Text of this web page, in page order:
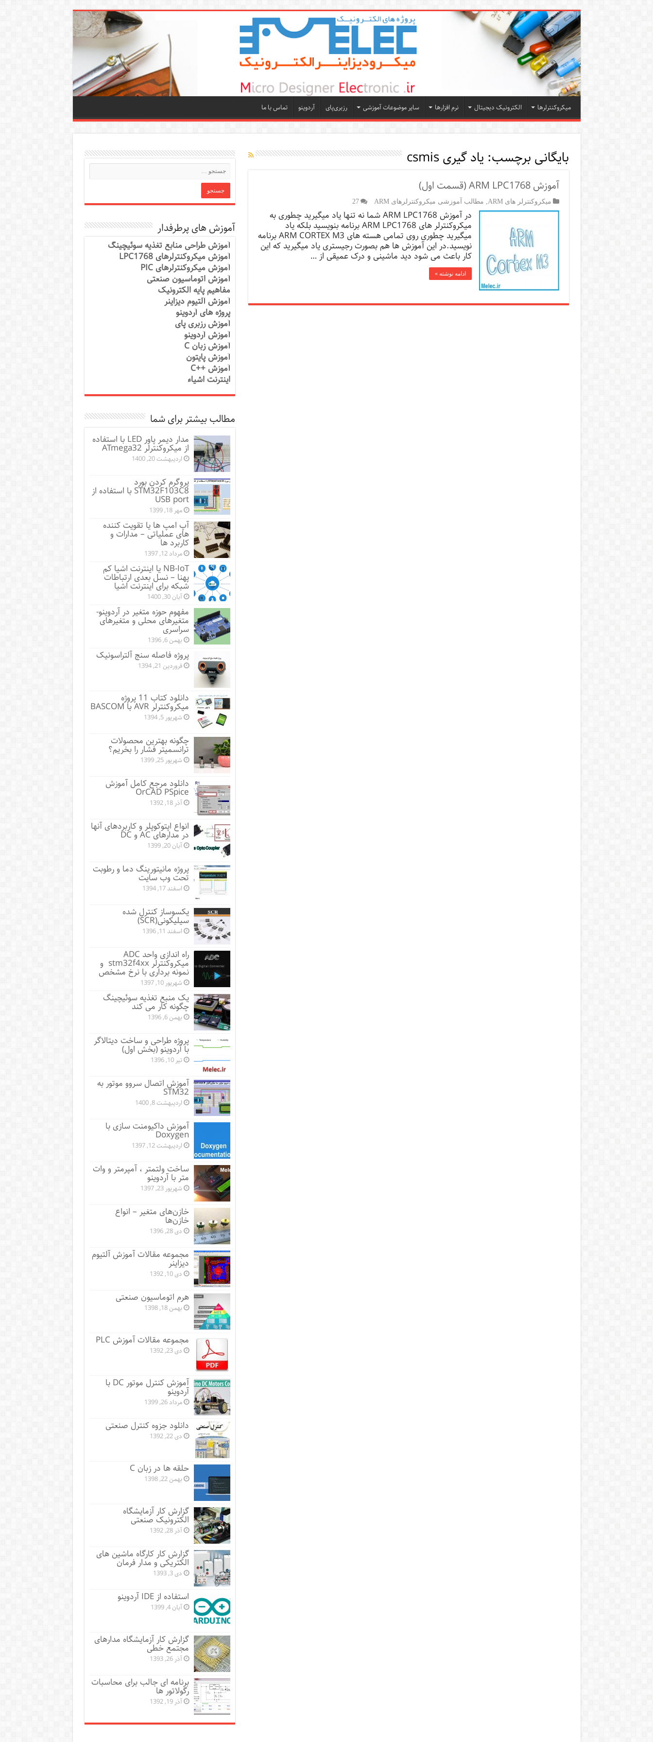
میکروکنترلرها الکترونیک دیجیتال نرم افزارها سایر موضوعات آموزشی رزبری‌پای آردوینو تماس با ما
بایگانی برچسب: یاد گیری csmis
آموزش ARM LPC1768 (قسمت اول)
میکروکنترلر های ARM مطالب آموزشی میکروکنترلرهای ARM 27
در آموزش ARM LPC1768 شما نه تنها یاد میگیرید چطوری به
میکروکنترلر های ARM LPC1768 برنامه بنویسید بلکه یاد
میگیرید چطوری روی تمامی هسته های ARM CORTEX M3 برنامه
نویسید.در این آموزش ها هم بصورت رجیستری یاد میگیرید که این
کار باعث می شود دید ماشینی و درک عمیقی از …
ادامه نوشته »
آموزش های پرطرفدار
آموزش طراحی منابع تغذیه سوئیچینگ
آموزش میکروکنترلرهای LPC1768
آموزش میکروکنترلرهای PIC
آموزش اتوماسیون صنعتی
مفاهیم پایه الکترونیک
آموزش آلتیوم دیزاینر
پروژه های آردوینو
آموزش رزبری پای
آموزش آردوینو
آموزش زبان C
آموزش پایتون
آموزش ++C
اینترنت اشیاء
مطالب بیشتر برای شما
مدار دیمر پاور LED با استفاده
از میکروکنترلر ATmega32
اردیبهشت 20, 1400
پروگرم کردن بورد
STM32F103C8 با استفاده از
USB port
مهر 18, 1399
آپ امپ ها یا تقویت کننده
های عملیاتی – مدارات و
کاربرد ها
مرداد 12, 1397
NB-IoT یا اینترنت اشیا کم
پهنا – نسل بعدی ارتباطات
شبکه برای اینترنت اشیا
آبان 30, 1400
مفهوم حوزه متغیر در آردوینو-
متغیرهای محلی و متغیرهای
سراسری
بهمن 6, 1396
پروژه فاصله سنج آلتراسونیک
فروردین 21, 1394
دانلود کتاب 11 پروژه
میکروکنترلر AVR با BASCOM
شهریور 5, 1394
چگونه بهترین محصولات
ترانسمیتر فشار را بخریم؟
شهریور 25, 1399
دانلود مرجع کامل آموزش
OrCAD PSpice
آذر 18, 1392
انواع اپتوکوپلر و کاربردهای آنها
در مدارهای AC و DC
آبان 20, 1399
پروژه مانيتورينگ دما و رطوبت
تحت وب سایت
اسفند 17, 1394
یکسوساز کنترل شده
سیلیکونی(SCR)
اسفند 11, 1396
راه اندازی واحد ADC
میکروکنترلر stm32f4xx و
نمونه برداری با نرخ مشخص
شهریور 10, 1397
یک منبع تغذیه سوئیچینگ
چگونه کار می کند
بهمن 6, 1396
پروژه طراحی و ساخت دیتالاگر
با آردوینو (بخش اول)
تیر 10, 1396
آموزش اتصال سروو موتور به
STM32
اردیبهشت 8, 1400
آموزش داکیومنت سازی با
Doxygen
اردیبهشت 12, 1397
ساخت ولتمتر ، آمپرمتر و وات
متر با آردوینو
شهریور 23, 1397
خازن‌های متغیر – انواع
خازن‌ها
دی 28, 1396
مجموعه مقالات آموزش آلتیوم
دیزاینر
دی 10, 1392
هرم اتوماسیون صنعتی
بهمن 18, 1398
مجموعه مقالات آموزش PLC
دی 23, 1392
آموزش کنترل موتور DC با
آردوینو
مرداد 26, 1399
دانلود جزوه کنترل صنعتی
دی 22, 1392
حلقه ها در زبان C
بهمن 22, 1398
گزارش کار آزمایشگاه
الکترونیک صنعتی
آذر 28, 1392
گزارش کار کارگاه ماشین های
الکتریکی و مدار فرمان
دی 3, 1393
استفاده از IDE آردوینو
آبان 4, 1399
گزارش کار آزمایشگاه مدارهای
مجتمع خطی
آذر 26, 1393
برنامه ای جالب برای محاسبات
رگولاتور ها
آذر 19, 1392